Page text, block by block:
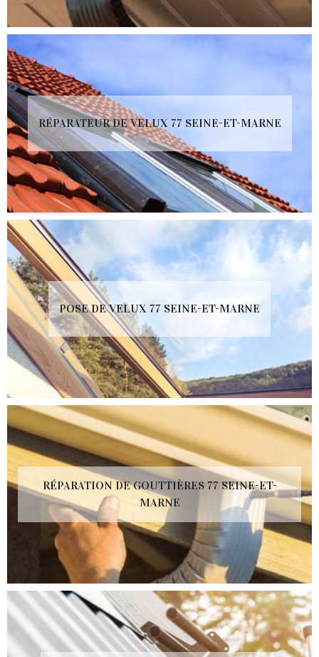
RÉPARATEUR DE VELUX 77 SEINE-ET-MARNE
POSE DE VELUX 77 SEINE-ET-MARNE
RÉPARATION DE GOUTTIÈRES 77 SEINE-ET-
MARNE